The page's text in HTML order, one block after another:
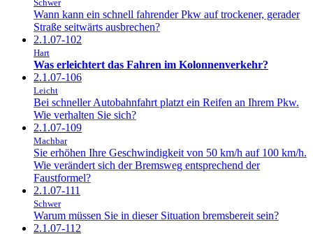
Schwer
Wann kann ein schnell fahrender Pkw auf trockener, gerader
Straße seitwärts ausbrechen?
2.1.07-102
Hart
Was erleichtert das Fahren im Kolonnenverkehr?
2.1.07-106
Leicht
Bei schneller Autobahnfahrt platzt ein Reifen an Ihrem Pkw.
Wie verhalten Sie sich?
2.1.07-109
Machbar
Sie erhöhen Ihre Geschwindigkeit von 50 km/h auf 100 km/h.
Wie verändert sich der Bremsweg entsprechend der
Faustformel?
2.1.07-111
Schwer
Warum müssen Sie in dieser Situation bremsbereit sein?
2.1.07-112